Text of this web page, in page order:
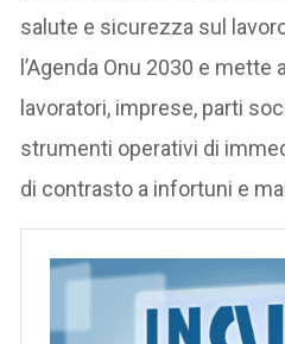
salute e sicurezza sul
l’Agenda Onu 2030 e mette
lavoratori, imprese, parti
strumenti operativi di
di contrasto a infortuni e